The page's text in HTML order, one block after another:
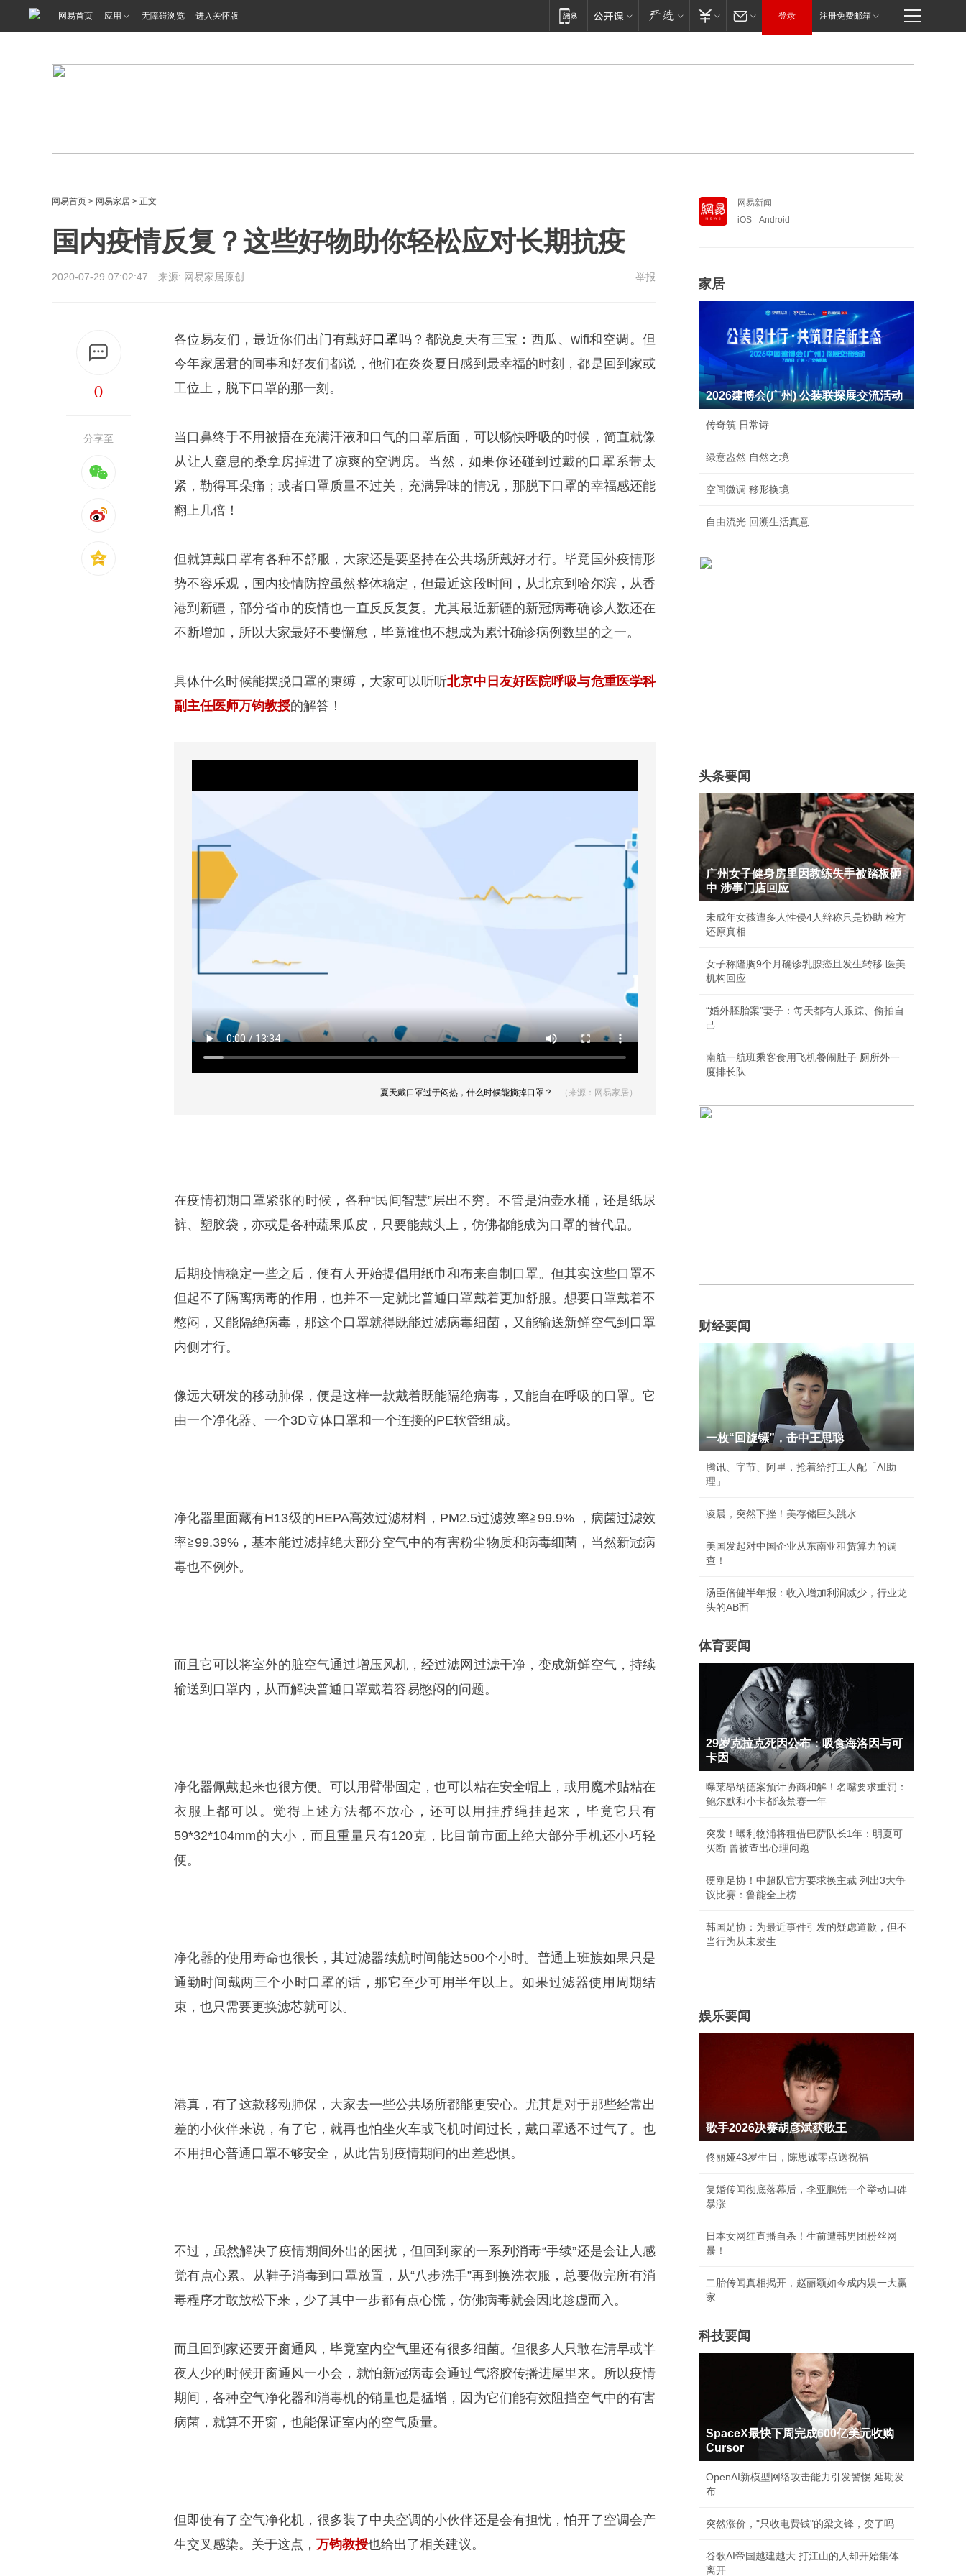
网易首页 应用 无障碍浏览 进入关怀版 登录 注册免费邮箱
网易首页 > 网易家居 > 正文
国内疫情反复？这些好物助你轻松应对长期抗疫
2020-07-29 07:02:47 来源: 网易家居原创 举报
0
分享至
各位易友们，最近你们出门有戴好口罩吗？都说夏天有三宝：西瓜、wifi和空调。但
今年家居君的同事和好友们都说，他们在炎炎夏日感到最幸福的时刻，都是回到家或
工位上，脱下口罩的那一刻。
当口鼻终于不用被捂在充满汗液和口气的口罩后面，可以畅快呼吸的时候，简直就像
从让人窒息的桑拿房掉进了凉爽的空调房。当然，如果你还碰到过戴的口罩系带太
紧，勒得耳朵痛；或者口罩质量不过关，充满异味的情况，那脱下口罩的幸福感还能
翻上几倍！
但就算戴口罩有各种不舒服，大家还是要坚持在公共场所戴好才行。毕竟国外疫情形
势不容乐观，国内疫情防控虽然整体稳定，但最近这段时间，从北京到哈尔滨，从香
港到新疆，部分省市的疫情也一直反反复复。尤其最近新疆的新冠病毒确诊人数还在
不断增加，所以大家最好不要懈怠，毕竟谁也不想成为累计确诊病例数里的之一。
具体什么时候能摆脱口罩的束缚，大家可以听听北京中日友好医院呼吸与危重医学科
副主任医师万钧教授的解答！
夏天戴口罩过于闷热，什么时候能摘掉口罩？ （来源：网易家居）
在疫情初期口罩紧张的时候，各种“民间智慧”层出不穷。不管是油壶水桶，还是纸尿
裤、塑胶袋，亦或是各种蔬果瓜皮，只要能戴头上，仿佛都能成为口罩的替代品。
后期疫情稳定一些之后，便有人开始提倡用纸巾和布来自制口罩。但其实这些口罩不
但起不了隔离病毒的作用，也并不一定就比普通口罩戴着更加舒服。想要口罩戴着不
憋闷，又能隔绝病毒，那这个口罩就得既能过滤病毒细菌，又能输送新鲜空气到口罩
内侧才行。
像远大研发的移动肺保，便是这样一款戴着既能隔绝病毒，又能自在呼吸的口罩。它
由一个净化器、一个3D立体口罩和一个连接的PE软管组成。
净化器里面藏有H13级的HEPA高效过滤材料，PM2.5过滤效率≧99.9% ，病菌过滤效
率≧99.39%，基本能过滤掉绝大部分空气中的有害粉尘物质和病毒细菌，当然新冠病
毒也不例外。
而且它可以将室外的脏空气通过增压风机，经过滤网过滤干净，变成新鲜空气，持续
输送到口罩内，从而解决普通口罩戴着容易憋闷的问题。
净化器佩戴起来也很方便。可以用臂带固定，也可以粘在安全帽上，或用魔术贴粘在
衣服上都可以。觉得上述方法都不放心，还可以用挂脖绳挂起来，毕竟它只有
59*32*104mm的大小，而且重量只有120克，比目前市面上绝大部分手机还小巧轻
便。
净化器的使用寿命也很长，其过滤器续航时间能达500个小时。普通上班族如果只是
通勤时间戴两三个小时口罩的话，那它至少可用半年以上。如果过滤器使用周期结
束，也只需要更换滤芯就可以。
港真，有了这款移动肺保，大家去一些公共场所都能更安心。尤其是对于那些经常出
差的小伙伴来说，有了它，就再也怕坐火车或飞机时间过长，戴口罩透不过气了。也
不用担心普通口罩不够安全，从此告别疫情期间的出差恐惧。
不过，虽然解决了疫情期间外出的困扰，但回到家的一系列消毒“手续”还是会让人感
觉有点心累。从鞋子消毒到口罩放置，从“八步洗手”再到换洗衣服，总要做完所有消
毒程序才敢放松下来，少了其中一步都有点心慌，仿佛病毒就会因此趁虚而入。
而且回到家还要开窗通风，毕竟室内空气里还有很多细菌。但很多人只敢在清早或半
夜人少的时候开窗通风一小会，就怕新冠病毒会通过气溶胶传播进屋里来。所以疫情
期间，各种空气净化器和消毒机的销量也是猛增，因为它们能有效阻挡空气中的有害
病菌，就算不开窗，也能保证室内的空气质量。
但即使有了空气净化机，很多装了中央空调的小伙伴还是会有担忧，怕开了空调会产
生交叉感染。关于这点， 万钧教授也给出了相关建议。
网易新闻
iOS
Android
家居
2026建博会(广州) 公装联探展交流活动
传奇筑 日常诗
绿意盎然 自然之境
空间微调 移形换境
自由流光 回溯生活真意
头条要闻
广州女子健身房里因教练失手被踏板砸
中 涉事门店回应
未成年女孩遭多人性侵4人辩称只是协助 检方
还原真相
女子称隆胸9个月确诊乳腺癌且发生转移 医美
机构回应
“婚外胚胎案”妻子：每天都有人跟踪、偷拍自
己
南航一航班乘客食用飞机餐闹肚子 厕所外一
度排长队
财经要闻
一枚“回旋镖”，击中王思聪
腾讯、字节、阿里，抢着给打工人配「AI助
理」
凌晨，突然下挫！美存储巨头跳水
美国发起对中国企业从东南亚租赁算力的调
查！
汤臣倍健半年报：收入增加利润减少，行业龙
头的AB面
体育要闻
29岁克拉克死因公布：吸食海洛因与可
卡因
曝莱昂纳德案预计协商和解！名嘴要求重罚：
鲍尔默和小卡都该禁赛一年
突发！曝利物浦将租借巴萨队长1年：明夏可
买断 曾被查出心理问题
硬刚足协！中超队官方要求换主裁 列出3大争
议比赛：鲁能全上榜
韩国足协：为最近事件引发的疑虑道歉，但不
当行为从未发生
娱乐要闻
歌手2026决赛胡彦斌获歌王
佟丽娅43岁生日，陈思诚零点送祝福
复婚传闻彻底落幕后，李亚鹏凭一个举动口碑
暴涨
日本女网红直播自杀！生前遭韩男团粉丝网
暴！
二胎传闻真相揭开，赵丽颖如今成内娱一大赢
家
科技要闻
SpaceX最快下周完成600亿美元收购
Cursor
OpenAI新模型网络攻击能力引发警惕 延期发
布
突然涨价，"只收电费钱"的梁文锋，变了吗
谷歌AI帝国越建越大 打江山的人却开始集体
离开